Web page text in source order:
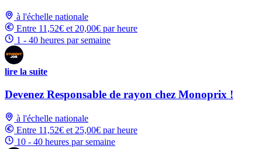
à l'échelle nationale
Entre 11,52€ et 20,00€ par heure
1 - 40 heures par semaine
lire la suite
Devenez Responsable de rayon chez Monoprix !
à l'échelle nationale
Entre 11,52€ et 25,00€ par heure
10 - 40 heures par semaine